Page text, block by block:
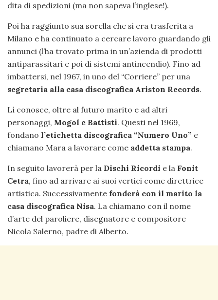
dita di spedizioni (ma non sapeva l’inglese!).
Poi ha raggiunto sua sorella che si era trasferita a
Milano e ha continuato a cercare lavoro guardando gli
annunci (l’ha trovato prima in un’azienda di prodotti
antiparassitari e poi di sistemi antincendio). Fino ad
imbattersi, nel 1967, in uno del “Corriere” per una
segretaria alla casa discografica Ariston Records.
Lì conosce, oltre al futuro marito e ad altri
personaggi, Mogol e Battisti. Questi nel 1969,
fondano l’etichetta discografica “Numero Uno” e
chiamano Mara a lavorare come addetta stampa.
In seguito lavorerà per la Dischi Ricordi e la Fonit
Cetra, fino ad arrivare ai suoi vertici come direttrice
artistica. Successivamente fonderà con il marito la
casa discografica Nisa. La chiamano con il nome
d’arte del paroliere, disegnatore e compositore
Nicola Salerno, padre di Alberto.